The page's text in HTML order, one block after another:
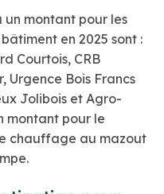
montant pour les
en 2025 sont :
Courtois, CRB
Urgence Bois Francs
Jolibois et Agro-
montant pour le
chauffage au mazout